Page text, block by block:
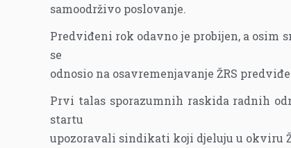
samoodrživo poslovanje.
Predviđeni rok odavno je probijen, a osim
se
odnosio na osavremenjavanje ŽRS
Prvi talas sporazumnih raskida radnih
startu
upozoravali sindikati koji djeluju u okviru